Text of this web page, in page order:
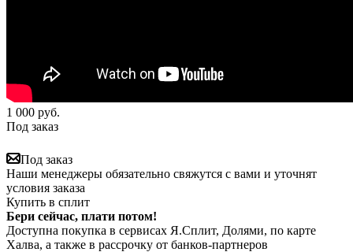
1 000 руб.
Под заказ
Под заказ
Наши менеджеры обязательно свяжутся с вами и уточнят
условия заказа
Купить в сплит
Бери сейчас, плати потом!
Доступна покупка в сервисах Я.Сплит, Долями, по карте
Халва, а также в рассрочку от банков-партнеров